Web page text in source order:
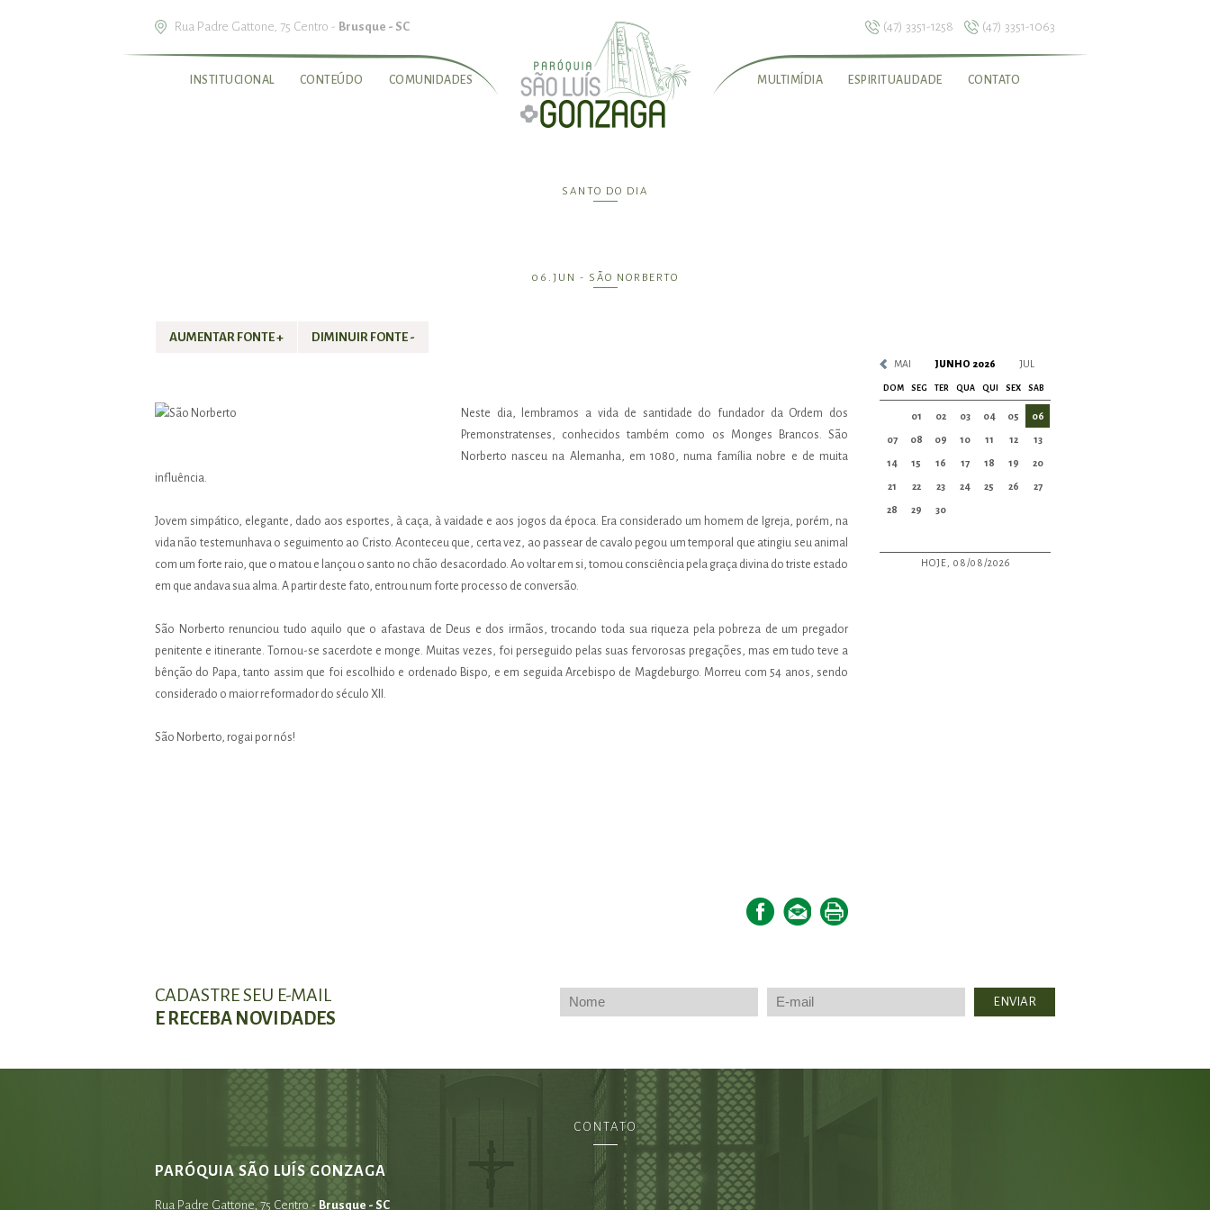
(47) 3351-1258 (47) 3351-1063
Rua Padre Gattone, 75 Centro - Brusque - SC
INSTITUCIONAL CONTEÚDO COMUNIDADES MULTIMÍDIA ESPIRITUALIDADE CONTATO
SANTO DO DIA
06.JUN - SÃO NORBERTO
MAI JUNHO 2026 JUL
DOM SEG TER QUA QUI SEX SAB
01 02 03 04 05 06
07 08 09 10 11 12 13
14 15 16 17 18 19 20
21 22 23 24 25 26 27
28 29 30
HOJE, 08/08/2026
AUMENTAR FONTE + DIMINUIR FONTE -
Neste dia, lembramos a vida de santidade do fundador da Ordem dos
Premonstratenses, conhecidos também como os Monges Brancos. São
Norberto nasceu na Alemanha, em 1080, numa família nobre e de muita
influência.
Jovem simpático, elegante, dado aos esportes, à caça, à vaidade e aos jogos da época. Era considerado um homem de Igreja, porém, na
vida não testemunhava o seguimento ao Cristo. Aconteceu que, certa vez, ao passear de cavalo pegou um temporal que atingiu seu animal
com um forte raio, que o matou e lançou o santo no chão desacordado. Ao voltar em si, tomou consciência pela graça divina do triste estado
em que andava sua alma. A partir deste fato, entrou num forte processo de conversão.
São Norberto renunciou tudo aquilo que o afastava de Deus e dos irmãos, trocando toda sua riqueza pela pobreza de um pregador
penitente e itinerante. Tornou-se sacerdote e monge. Muitas vezes, foi perseguido pelas suas fervorosas pregações, mas em tudo teve a
bênção do Papa, tanto assim que foi escolhido e ordenado Bispo, e em seguida Arcebispo de Magdeburgo. Morreu com 54 anos, sendo
considerado o maior reformador do século XII.
São Norberto, rogai por nós!
CADASTRE SEU E-MAIL
E RECEBA NOVIDADES
CONTATO
PARÓQUIA SÃO LUÍS GONZAGA
Rua Padre Gattone, 75 Centro - Brusque - SC